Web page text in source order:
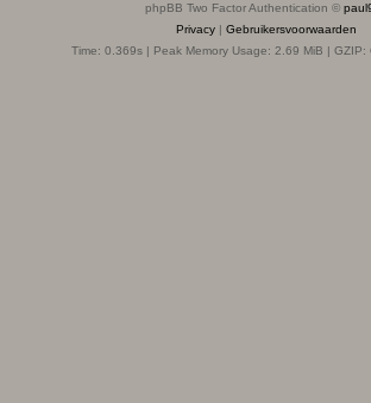
phpBB Two Factor Authentication ©
Privacy | Gebruikersvoorwaarden
Time: 0.369s | Peak Memory Usage: 2.69 MiB | GZIP: